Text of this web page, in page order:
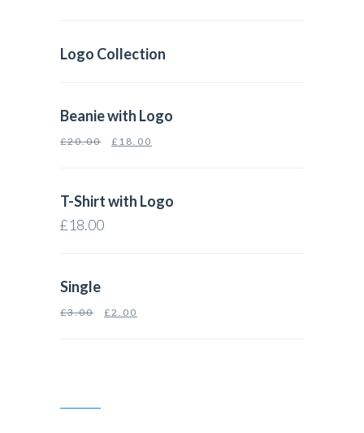
Logo Collection
Beanie with Logo
£20.00 £ 18.00
T-Shirt with Logo
£18.00
Single
£3.00 £2.00